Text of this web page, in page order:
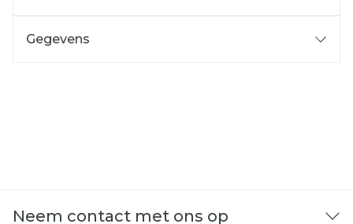
Gegevens
Neem contact met ons op